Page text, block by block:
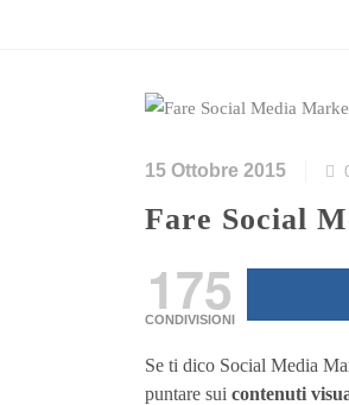
15 Ottobre 2015
Fare Social
175
CONDIVISIONI
Se ti dico Social Media
puntare sui contenuti